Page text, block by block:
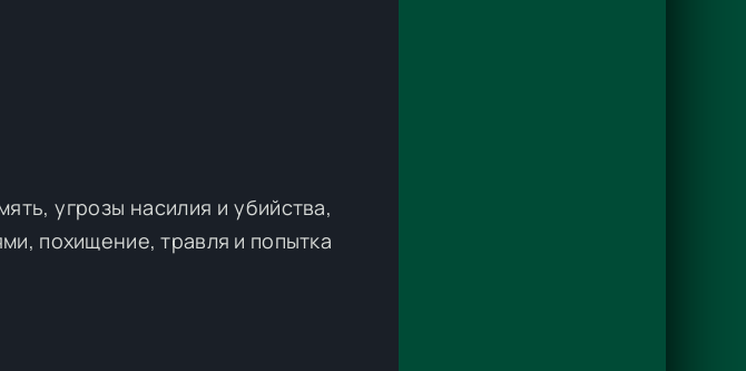
угрозы насилия и убийства,
похищение, травля и попытка